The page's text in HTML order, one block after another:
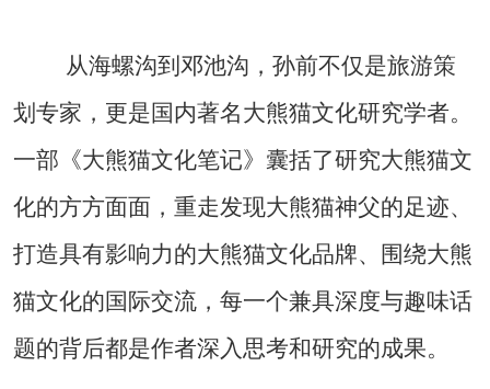
从海螺沟到邓池沟，孙前不仅是旅游策
划专家，更是国内著名大熊猫文化研究学者。
一部《大熊猫文化笔记》囊括了研究大熊猫文
化的方方面面，重走发现大熊猫神父的足迹、
打造具有影响力的大熊猫文化品牌、围绕大熊
猫文化的国际交流，每一个兼具深度与趣味话
题的背后都是作者深入思考和研究的成果。